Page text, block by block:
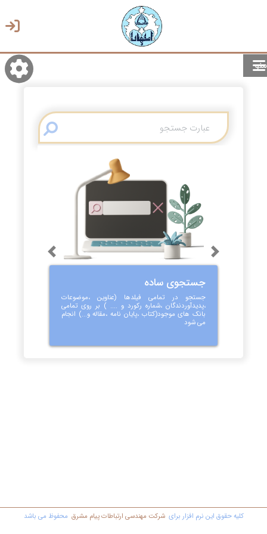
منو
انتخاب زبان
جستجوی ساده
جستجو در تمامی فیلدها (عناوین ،موضوعات
،پدیدآوردندگان ،شماره رکورد و .... ) بر روی تمامی
بانک های موجود(کتاب ،پایان نامه ،مقاله و...) انجام
می شود
Previous Next
کليه حقوق اين نرم افزار برای شرکت مهندسي ارتباطات پیام مشرق محفوظ مي باشد